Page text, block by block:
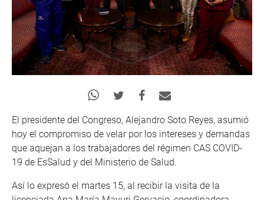
El presidente del Congreso, Alejandro Soto Reyes, asumió
hoy el compromiso de velar por los intereses y demandas
que aquejan a los trabajadores del régimen CAS COVID-
19 de EsSalud y del Ministerio de Salud.
Así lo expresó el martes 15, al recibir la visita de la